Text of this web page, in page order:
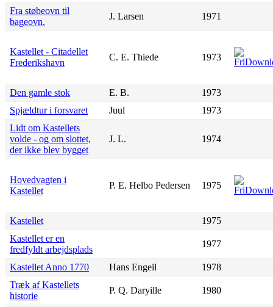
Fra støbeovn til
bageovn.
J. Larsen 1971
Kastellet - Citadellet
Frederikshavn
C. E. Thiede 1973
Den gamle stok E. B.
1973
Spjældtur i forsvaret
Juul
1973
Lidt om Kastellets
volde - og om slottet,
der ikke blev bygget
J. L. 1974
Hovedvagten i
Kastellet
P. E. Helbo Pedersen 1975
Kastellet
1975
Kastellet er en
fredfyldt arbejdsplads
1977
Kastellet Anno 1770 Hans Engeil
1978
Træk af Kastellets
historie
P. Q. Daryille 1980